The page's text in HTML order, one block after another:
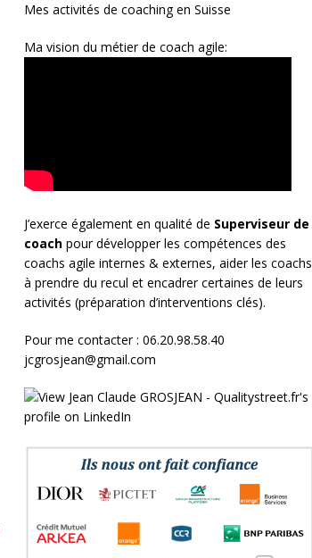
Mes activités de coaching en Suisse
Ma vision du métier de coach agile:
J’exerce également en qualité de Superviseur de
coachpour développer les compétences des
coachs agile internes & externes, aider les coachs
à prendre du recul et encadrer certaines de leurs
activités (préparation d’interventions clés).
Pour me contacter : 06.20.98.58.40
jcgrosjean@gmail.com